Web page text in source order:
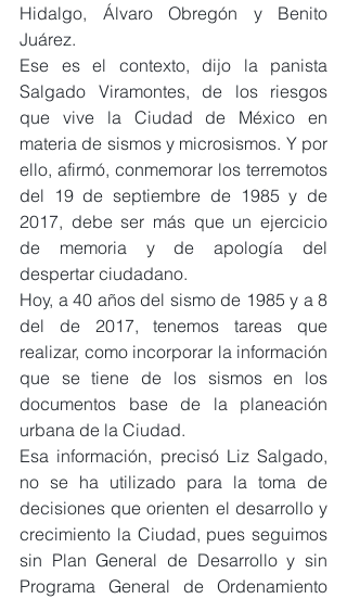
Hidalgo, Álvaro Obregón y Benito
Juárez.
Ese es el contexto, dijo la panista
Salgado Viramontes, de los riesgos
que vive la Ciudad de México en
materia de sismos y microsismos. Y por
ello, afirmó, conmemorar los terremotos
del 19 de septiembre de 1985 y de
2017, debe ser más que un ejercicio
de memoria y de apología del
despertar ciudadano.
Hoy, a 40 años del sismo de 1985 y a 8
del de 2017, tenemos tareas que
realizar, como incorporar la información
que se tiene de los sismos en los
documentos base de la planeación
urbana de la Ciudad.
Esa información, precisó Liz Salgado,
no se ha utilizado para la toma de
decisiones que orienten el desarrollo y
crecimiento la Ciudad, pues seguimos
sin Plan General de Desarrollo y sin
Programa General de Ordenamiento